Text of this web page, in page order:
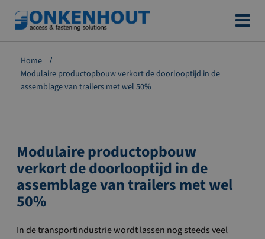
Ga
naar
inhoud
Home
Modulaire productopbouw verkort de doorlooptijd in de
assemblage van trailers met wel 50%
Modulaire productopbouw
verkort de doorlooptijd in de
assemblage van trailers met wel
50%
In de transportindustrie wordt lassen nog steeds veel